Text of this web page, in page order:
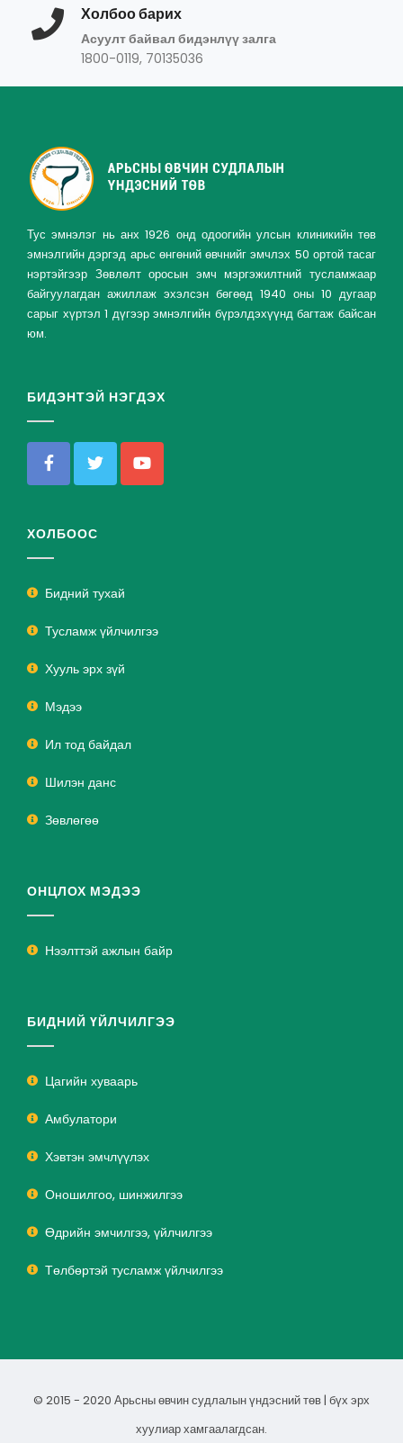
Холбоо барих
Асуулт байвал бидэнлүү залга
1800-0119, 70135036
Тус эмнэлэг нь анх 1926 онд одоогийн улсын клиникийн төв
эмнэлгийн дэргэд арьс өнгөний өвчнийг эмчлэх 50 ортой тасаг
нэртэйгээр Зөвлөлт оросын эмч мэргэжилтний тусламжаар
байгуулагдан ажиллаж эхэлсэн бөгөөд 1940 оны 10 дугаар
сарыг хүртэл 1 дүгээр эмнэлгийн бүрэлдэхүүнд багтаж байсан
юм.
БИДЭНТЭЙ НЭГДЭХ
ХОЛБООС
Бидний тухай
Тусламж үйлчилгээ
Хууль эрх зүй
Мэдээ
Ил тод байдал
Шилэн данс
Зөвлөгөө
ОНЦЛОХ МЭДЭЭ
Нээлттэй ажлын байр
БИДНИЙ ҮЙЛЧИЛГЭЭ
Цагийн хуваарь
Амбулатори
Хэвтэн эмчлүүлэх
Оношилгоо, шинжилгээ
Өдрийн эмчилгээ, үйлчилгээ
Төлбөртэй тусламж үйлчилгээ
© 2015 - 2020 Арьсны өвчин судлалын үндэсний төв | бүх эрх
хуулиар хамгаалагдсан.